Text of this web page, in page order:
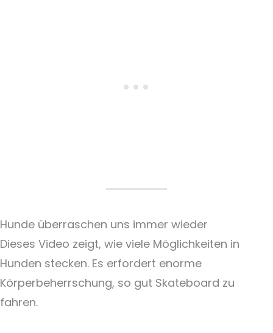
Hunde überraschen uns immer wieder
Dieses Video zeigt, wie viele Möglichkeiten in
Hunden stecken. Es erfordert enorme
Körperbeherrschung, so gut Skateboard zu
fahren.